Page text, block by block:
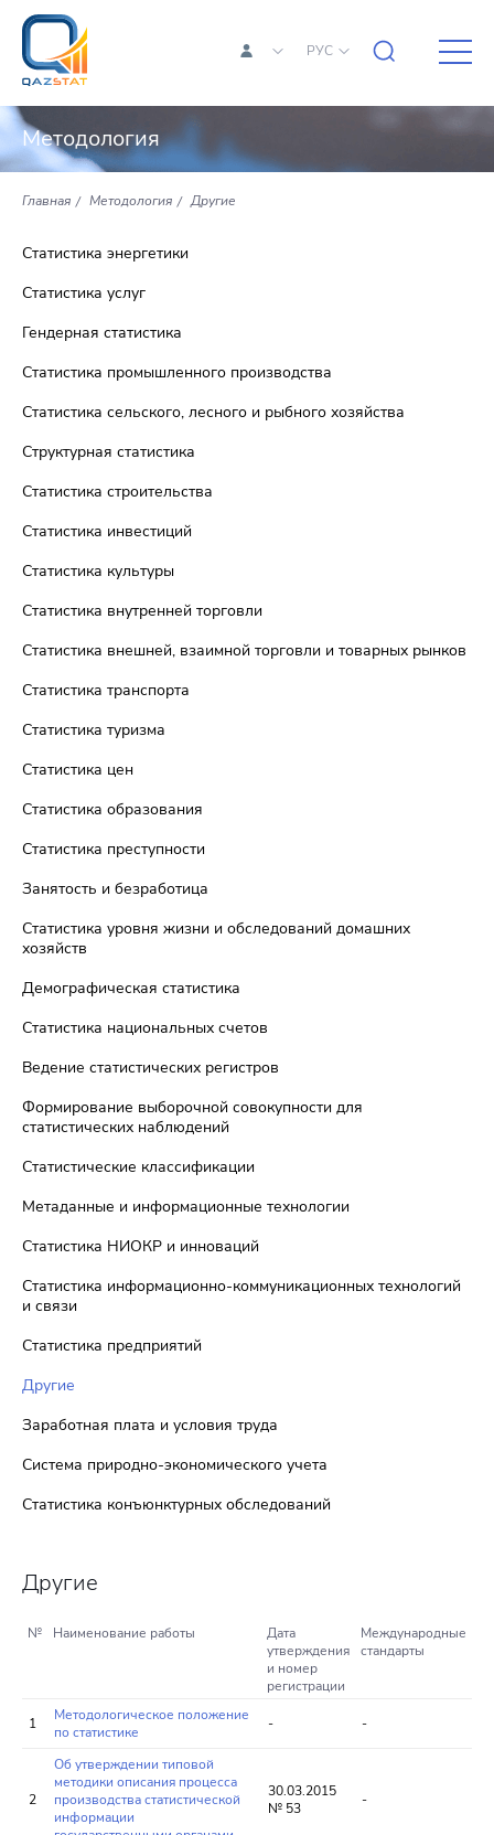
РУС
Методология
Главная Методология Другие
Статистика энергетики
Статистика услуг
Гендерная статистика
Статистика промышленного производства
Статистика сельского, лесного и рыбного хозяйства
Структурная статистика
Статистика строительства
Статистика инвестиций
Статистика культуры
Статистика внутренней торговли
Статистика внешней, взаимной торговли и товарных рынков
Статистика транспорта
Статистика туризма
Статистика цен
Статистика образования
Статистика преступности
Занятость и безработица
Статистика уровня жизни и обследований домашних
хозяйств
Демографическая статистика
Статистика национальных счетов
Ведение статистических регистров
Формирование выборочной совокупности для
статистических наблюдений
Статистические классификации
Метаданные и информационные технологии
Статистика НИОКР и инноваций
Статистика информационно-коммуникационных технологий
и связи
Статистика предприятий
Другие
Заработная плата и условия труда
Система природно-экономического учета
Статистика конъюнктурных обследований
Другие
№ Наименование работы
Дата
утверждения
и номер
регистрации
Международные
стандарты
1
Методологическое положение
по статистике
- -
2
Об утверждении типовой
методики описания процесса
производства статистической
информации
30.03.2015
№ 53
-